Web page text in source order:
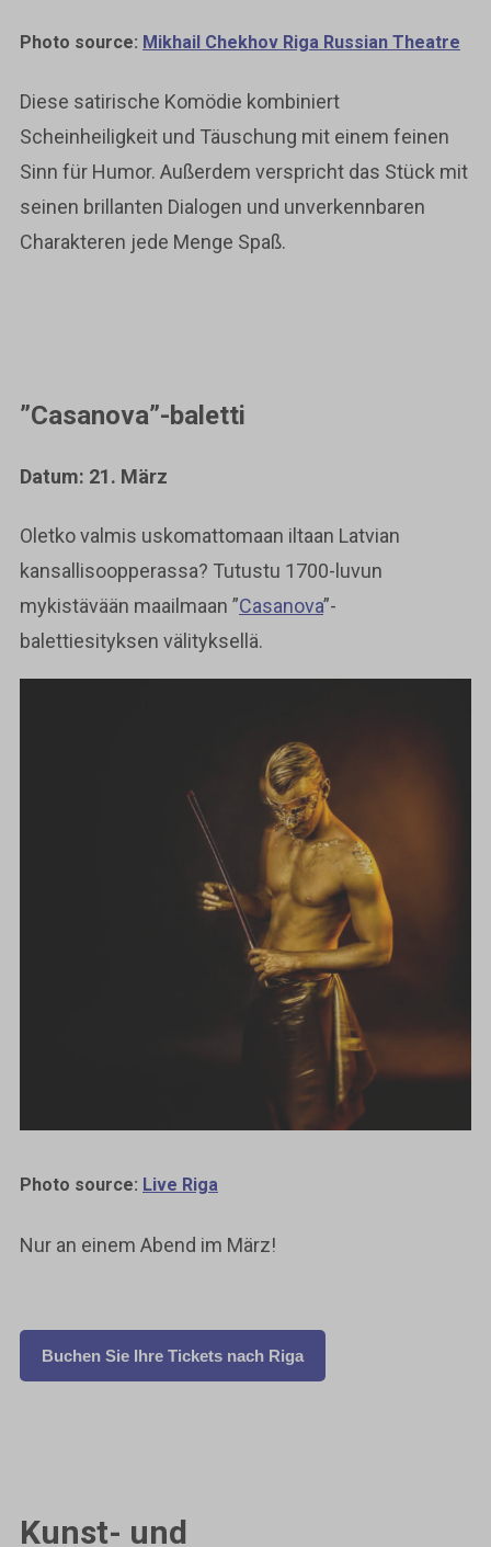
Photo source: Mikhail Chekhov Riga Russian Theatre
Diese satirische Komödie kombiniert
Scheinheiligkeit und Täuschung mit einem feinen
Sinn für Humor. Außerdem verspricht das Stück mit
seinen brillanten Dialogen und unverkennbaren
Charakteren jede Menge Spaß.
”Casanova”-baletti
Datum: 21. März
Oletko valmis uskomattomaan iltaan Latvian
kansallisoopperassa? Tutustu 1700-luvun
mykistävään maailmaan ”Casanova”-
balettiesityksen välityksellä.
Photo source: Live Riga
Nur an einem Abend im März!
Buchen Sie Ihre Tickets nach Riga
Kunst- und